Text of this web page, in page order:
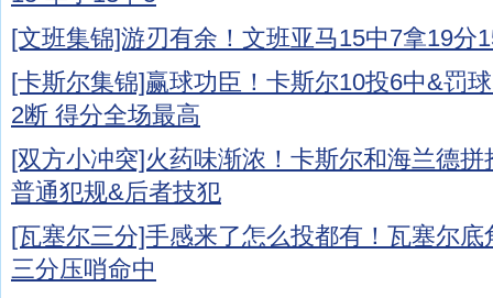
[文班集锦]游刃有余！文班亚马15中7拿19分
[卡斯尔集锦]赢球功臣！卡斯尔10投6中&罚
2断 得分全场最高
[双方小冲突]火药味渐浓！卡斯尔和海兰德
普通犯规&后者技犯
[瓦塞尔三分]手感来了怎么投都有！瓦塞尔
三分压哨命中